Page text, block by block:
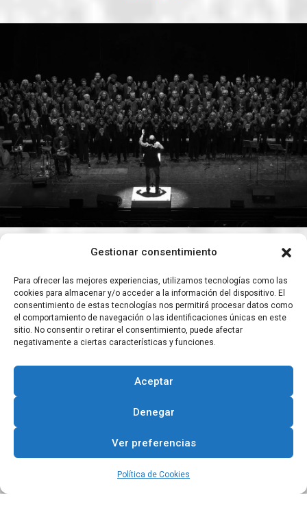
Gestionar consentimiento
Para ofrecer las mejores experiencias, utilizamos tecnologías como las
cookies para almacenar y/o acceder a la información del dispositivo. El
consentimiento de estas tecnologías nos permitirá procesar datos como
el comportamiento de navegación o las identificaciones únicas en este
sitio. No consentir o retirar el consentimiento, puede afectar
negativamente a ciertas características y funciones.
Aceptar
Denegar
Ver preferencias
Política de Cookies
Ipharadisi
READ MORE
HOME
DESCÚBRENOS